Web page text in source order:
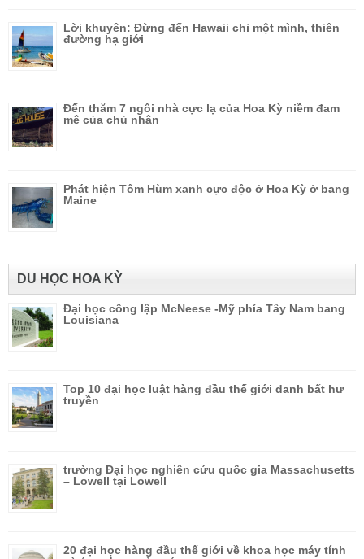
Lời khuyên: Đừng đến Hawaii chỉ một mình, thiên
đường hạ giới
Đến thăm 7 ngôi nhà cực lạ của Hoa Kỳ niềm đam
mê của chủ nhân
Phát hiện Tôm Hùm xanh cực độc ở Hoa Kỳ ở bang
Maine
DU HỌC HOA KỲ
Đại học công lập McNeese -Mỹ phía Tây Nam bang
Louisiana
Top 10 đại học luật hàng đầu thế giới danh bất hư
truyền
trường Đại học nghiên cứu quốc gia Massachusetts
– Lowell tại Lowell
20 đại học hàng đầu thế giới về khoa học máy tính